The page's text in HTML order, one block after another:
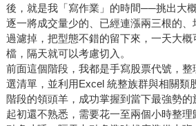
後，就是我「寫作業」的時間──挑出大
逐一將成交量少的、已經連漲兩三根的
過濾掉，把型態不錯的留下來，一天大
檔，隔天就可以考慮切入。
前面這個階段，我都是手寫股票代號，整
選清單，並利用Excel 統整族群與相關類
階段的領頭羊，成功掌握到當下最強勢的
起初還不熟悉，需要花一至兩個小時整